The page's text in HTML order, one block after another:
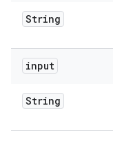
String
input
String